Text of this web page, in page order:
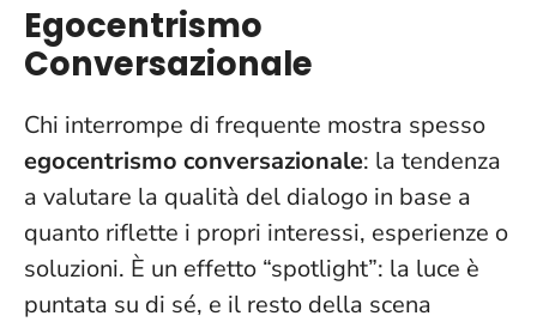
Egocentrismo
Conversazionale
Chi interrompe di frequente mostra spesso
egocentrismo conversazionale: la tendenza
a valutare la qualità del dialogo in base a
quanto riflette i propri interessi, esperienze o
soluzioni. È un effetto “spotlight”: la luce è
puntata su di sé, e il resto della scena